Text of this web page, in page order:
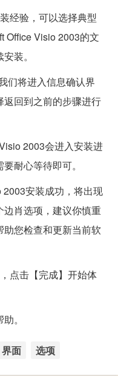
经验，可以选择典型
Office Visio 2003的文
装。
们将进入信息确认界
回到之前的步骤进行
2003会进入安装进
耐心等待即可。
安装成功，将出现
肖选项，建议你慎重
您检查和更新当前软
点击【完成】开始体
。
界面 选项